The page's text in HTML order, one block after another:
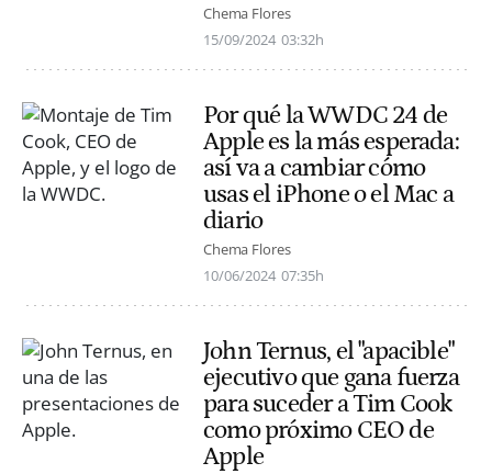
Chema Flores
15/09/2024 03:32h
Por qué la WWDC 24 de
Apple es la más esperada:
así va a cambiar cómo
usas el iPhone o el Mac a
diario
Chema Flores
10/06/2024 07:35h
John Ternus, el "apacible"
ejecutivo que gana fuerza
para suceder a Tim Cook
como próximo CEO de
Apple